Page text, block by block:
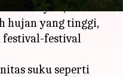
hayati, hutan
hujan yang tinggi,
festival-festival
suku seperti